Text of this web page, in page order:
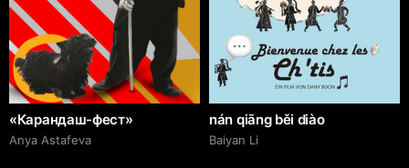
«Карандаш-фест»
Anya Astafeva
nán qiāng běi diào
Baiyan Li